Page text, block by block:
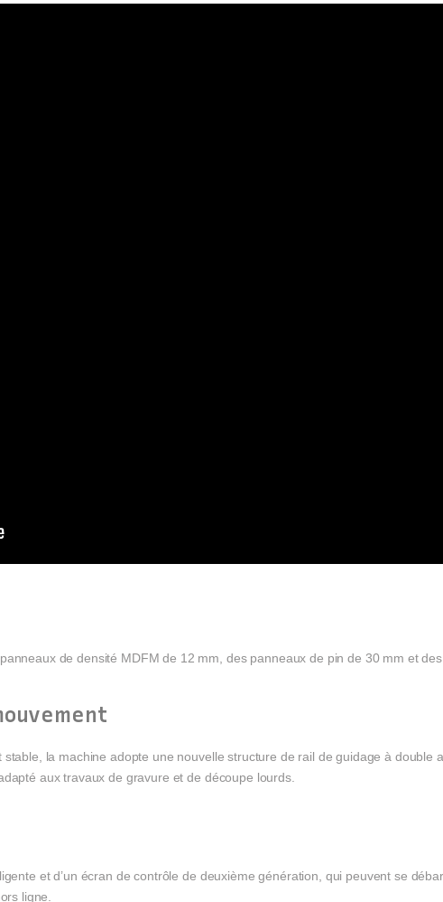
de densité MDFM de 12 mm, des panneaux de pin de 30 mm et
la machine adopte une nouvelle structure de rail de guidage à double
aux travaux de gravure et de découpe lourds.
et d’un écran de contrôle de deuxième génération, qui peuvent se
ligne.